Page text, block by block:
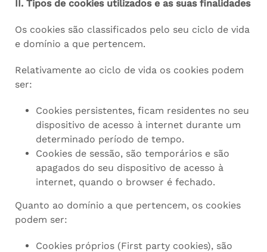
II. Tipos de cookies utilizados e as suas finalidades
Os cookies são classificados pelo seu ciclo de vida
e domínio a que pertencem.
Relativamente ao ciclo de vida os cookies podem
ser:
Cookies persistentes, ficam residentes no seu
dispositivo de acesso à internet durante um
determinado período de tempo.
Cookies de sessão, são temporários e são
apagados do seu dispositivo de acesso à
internet, quando o browser é fechado.
Quanto ao domínio a que pertencem, os cookies
podem ser:
Cookies próprios (First party cookies), são